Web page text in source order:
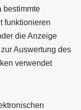
bestimmte
funktionieren
die Anzeige
Auswertung des
verwendet